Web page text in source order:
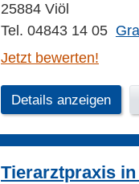
25884 Viöl
Tel. 04843 14 05
Jetzt bewerten!
Details anzeigen
Tierarztpraxis